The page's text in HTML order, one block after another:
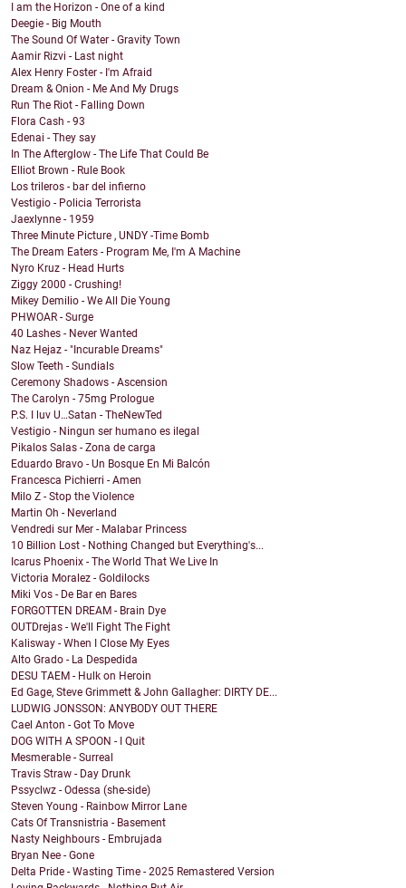
I am the Horizon - One of a kind
Deegie - Big Mouth
The Sound Of Water - Gravity Town
Aamir Rizvi - Last night
Alex Henry Foster - I'm Afraid
Dream & Onion - Me And My Drugs
Run The Riot - Falling Down
Flora Cash - 93
Edenai - They say
In The Afterglow - The Life That Could Be
Elliot Brown - Rule Book
Los trileros - bar del infierno
Vestigio - Policia Terrorista
Jaexlynne - 1959
Three Minute Picture , UNDY -Time Bomb
The Dream Eaters - Program Me, I'm A Machine
Nyro Kruz - Head Hurts
Ziggy 2000 - Crushing!
Mikey Demilio - We All Die Young
PHWOAR - Surge
40 Lashes - Never Wanted
Naz Hejaz - "Incurable Dreams"
Slow Teeth - Sundials
Ceremony Shadows - Ascension
The Carolyn - 75mg Prologue
P.S. I luv U…Satan - TheNewTed
Vestigio - Ningun ser humano es ilegal
Pikalos Salas - Zona de carga
Eduardo Bravo - Un Bosque En Mi Balcón
Francesca Pichierri - Amen
Milo Z - Stop the Violence
Martin Oh - Neverland
Vendredi sur Mer - Malabar Princess
10 Billion Lost - Nothing Changed but Everything's...
Icarus Phoenix - The World That We Live In
Victoria Moralez - Goldilocks
Miki Vos - De Bar en Bares
FORGOTTEN DREAM - Brain Dye
OUTDrejas - We'll Fight The Fight
Kalisway - When I Close My Eyes
Alto Grado - La Despedida
DESU TAEM - Hulk on Heroin
Ed Gage, Steve Grimmett & John Gallagher: DIRTY DE...
LUDWIG JONSSON: ANYBODY OUT THERE
Cael Anton - Got To Move
DOG WITH A SPOON - I Quit
Mesmerable - Surreal
Travis Straw - Day Drunk
Pssyclwz - Odessa (she-side)
Steven Young - Rainbow Mirror Lane
Cats Of Transnistria - Basement
Nasty Neighbours - Embrujada
Bryan Nee - Gone
Delta Pride - Wasting Time - 2025 Remastered Version